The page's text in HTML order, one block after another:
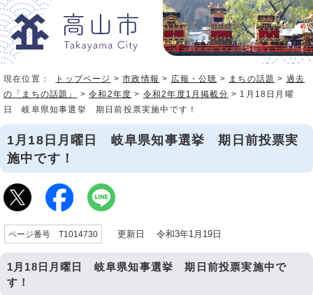
現在位置： トップページ >市政情報 > 広報・公聴 > まちの話題 > 過去
の「まちの話題」
>令和2年度 > 令和2年度1月掲載分 > 1月18日月曜
日 岐阜県知事選挙 期日前投票実施中です！
1月18日月曜日 岐阜県知事選挙 期日前投票実
施中です！
ページ番号 T1014730 更新日 令和3年1月19日
1月18日月曜日 岐阜県知事選挙 期日前投票実施中で
す！